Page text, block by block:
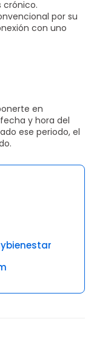
crónico.
por su
con uno
en
y hora del
ese periodo, el